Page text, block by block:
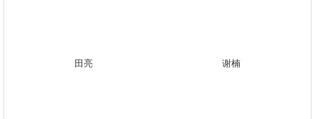
田亮 谢楠